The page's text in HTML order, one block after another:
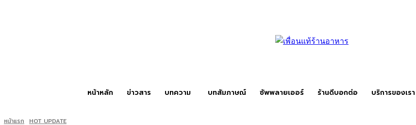
หน้าหลัก ข่าวสาร บทความ บทสัมภาษณ์ ซัพพลายเออร์ ร้านดีบอกต่อ บริการของเรา
หน้าแรก HOT UPDATE